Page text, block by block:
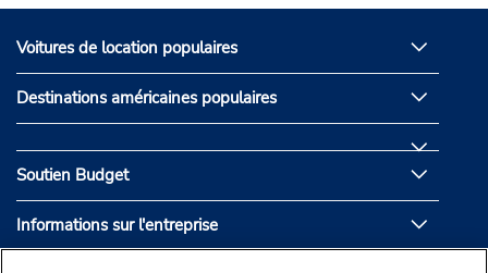
Voitures de location populaires
Destinations américaines populaires
Soutien Budget
Informations sur l'entreprise